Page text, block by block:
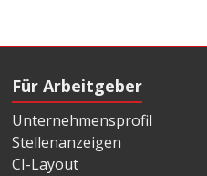
Für Arbeitgeber
Unternehmensprofil
Stellenanzeigen
CI-Layout